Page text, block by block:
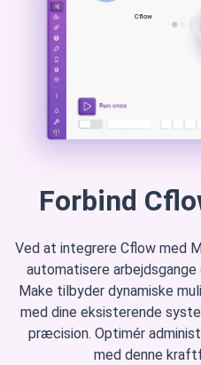
Forbind
Ved at integrere Cflow med
automatisere
Make tilbyder dynamiske
med dine eksisterende
præcision. Optimér
med denne
Cflow